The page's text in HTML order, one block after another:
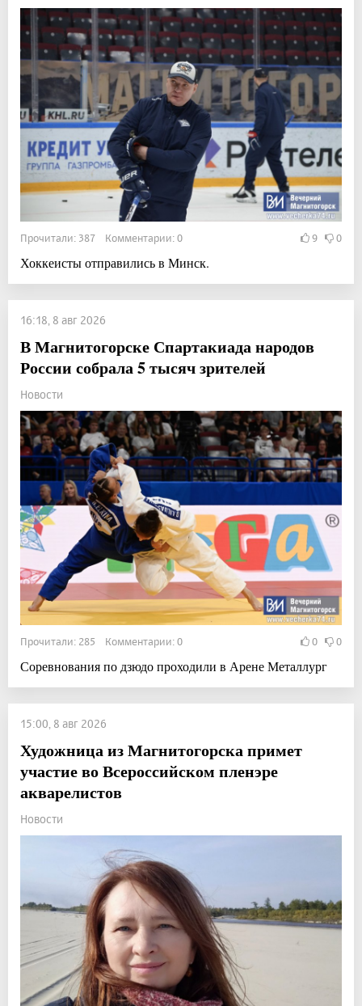
Прочитали: 387 Комментарии: 0 9 0
Хоккеисты отправились в Минск.
16:18, 8 авг 2026
В Магнитогорске Спартакиада народов
России собрала 5 тысяч зрителей
Новости
Прочитали: 285 Комментарии: 0 0 0
Соревнования по дзюдо проходили в Арене Металлург
15:00, 8 авг 2026
Художница из Магнитогорска примет
участие во Всероссийском пленэре
акварелистов
Новости